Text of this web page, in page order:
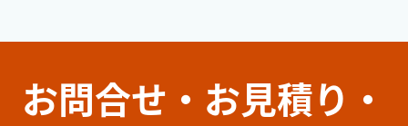
お問合せ・お見積り・